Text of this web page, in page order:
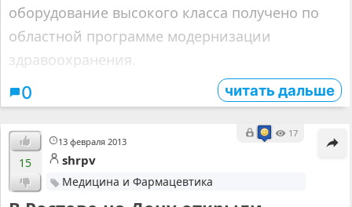
оборудование высокого класса получено по
областной программе модернизации
здравоохранения.
0 читать дальше
13 февраля 2013
17
15 shrpv
Медицина и Фармацевтика